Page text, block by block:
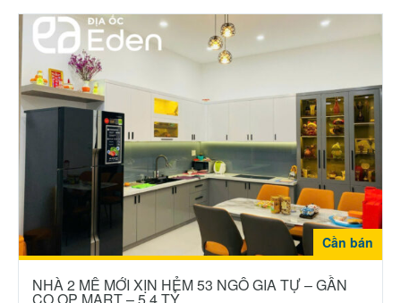
Cần bán
NHÀ 2 MÊ MỚI XỊN HẺM 53 NGÔ GIA TỰ – GẦN